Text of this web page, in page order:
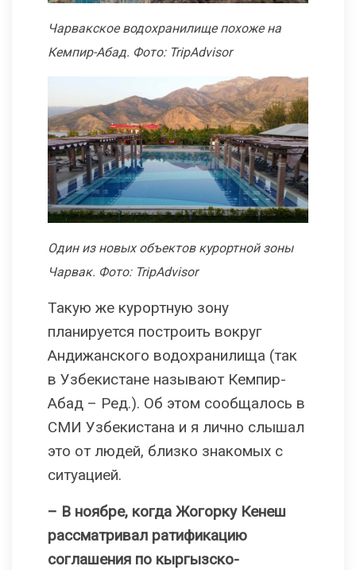
Чарвакское водохранилище похоже на
Кемпир-Абад. Фото: TripAdvisor
Один из новых объектов курортной зоны
Чарвак. Фото: TripAdvisor
Такую же курортную зону
планируется построить вокруг
Андижанского водохранилища (так
в Узбекистане называют Кемпир-
Абад – Ред.). Об этом сообщалось в
СМИ Узбекистана и я лично слышал
это от людей, близко знакомых с
ситуацией.
– В ноябре, когда Жогорку Кенеш
рассматривал ратификацию
соглашения по кыргызско-